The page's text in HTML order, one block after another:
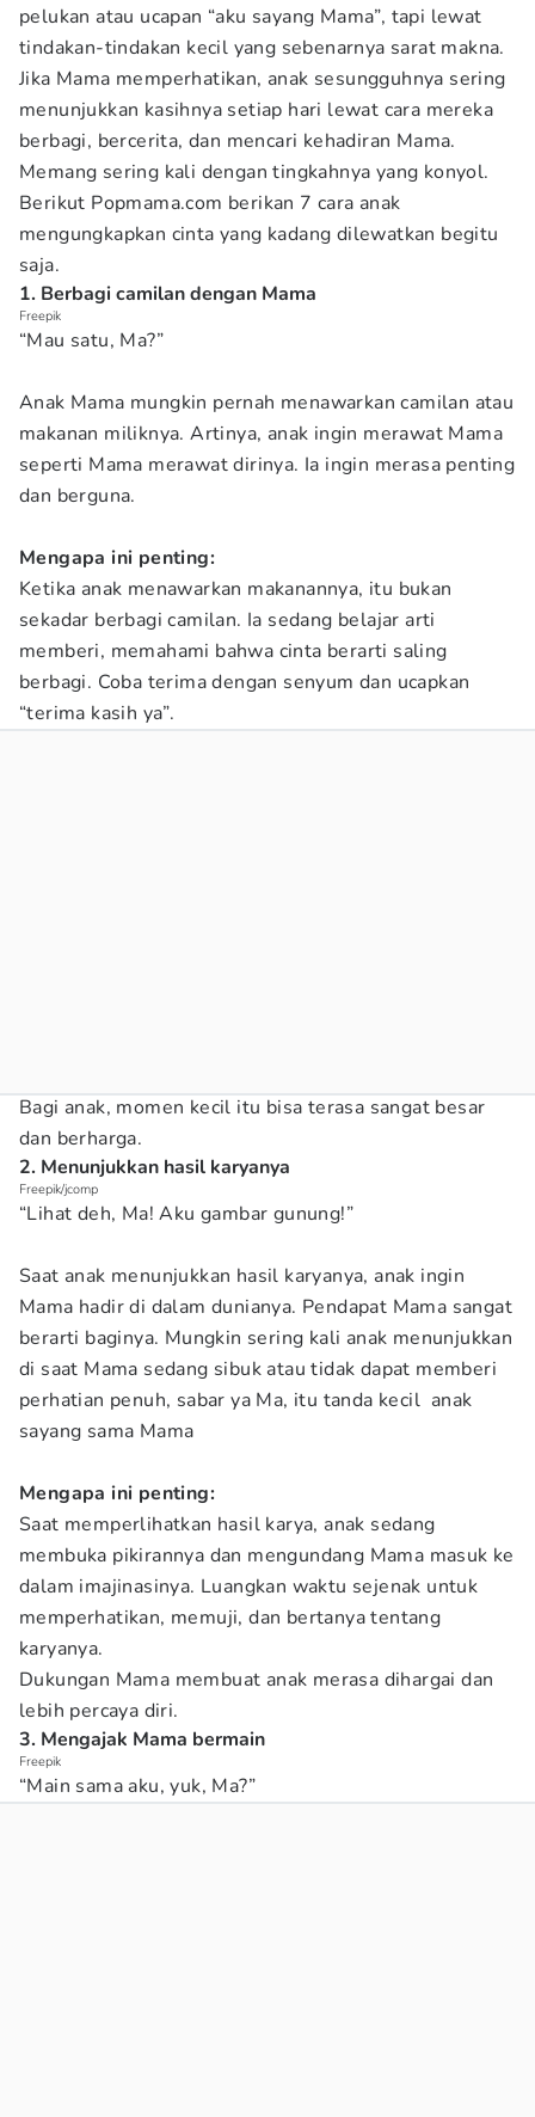
pelukan atau ucapan “aku sayang Mama”, tapi lewat
tindakan-tindakan kecil yang sebenarnya sarat makna.
Jika Mama memperhatikan, anak sesungguhnya sering
menunjukkan kasihnya setiap hari lewat cara mereka
berbagi, bercerita, dan mencari kehadiran Mama.
Memang sering kali dengan tingkahnya yang konyol.
Berikut Popmama.com berikan 7 cara anak
mengungkapkan cinta yang kadang dilewatkan begitu
saja.
1. Berbagi camilan dengan Mama
Freepik
“Mau satu, Ma?”
Anak Mama mungkin pernah menawarkan camilan atau
makanan miliknya. Artinya, anak ingin merawat Mama
seperti Mama merawat dirinya. Ia ingin merasa penting
dan berguna.
Mengapa ini penting:
Ketika anak menawarkan makanannya, itu bukan
sekadar berbagi camilan. Ia sedang belajar arti
memberi, memahami bahwa cinta berarti saling
berbagi. Coba terima dengan senyum dan ucapkan
“terima kasih ya”.
Bagi anak, momen kecil itu bisa terasa sangat besar
dan berharga.
2. Menunjukkan hasil karyanya
Freepik/jcomp
“Lihat deh, Ma! Aku gambar gunung!”
Saat anak menunjukkan hasil karyanya, anak ingin
Mama hadir di dalam dunianya. Pendapat Mama sangat
berarti baginya. Mungkin sering kali anak menunjukkan
di saat Mama sedang sibuk atau tidak dapat memberi
perhatian penuh, sabar ya Ma, itu tanda kecil anak
sayang sama Mama
Mengapa ini penting:
Saat memperlihatkan hasil karya, anak sedang
membuka pikirannya dan mengundang Mama masuk ke
dalam imajinasinya. Luangkan waktu sejenak untuk
memperhatikan, memuji, dan bertanya tentang
karyanya.
Dukungan Mama membuat anak merasa dihargai dan
lebih percaya diri.
3. Mengajak Mama bermain
Freepik
“Main sama aku, yuk, Ma?”